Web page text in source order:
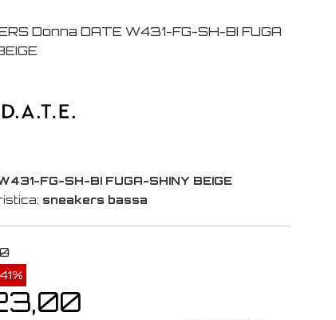
Donna DATE W431-FG-SH-BI FUGA
FG-SH-BI FUGA-SHINY BEIGE
sneakers bassa